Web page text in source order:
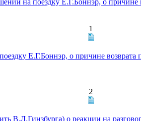
1
Е.Г.Боннэр, о причине возврата
2
В.Л.Гинзбурга) о реакции на